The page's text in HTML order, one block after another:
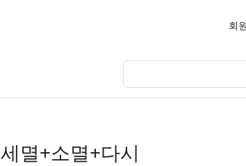
회
세멸+소멸+다시